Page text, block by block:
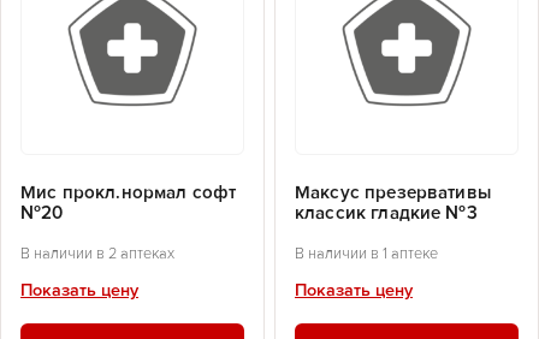
Мис прокл.нормал софт
№20
В наличии в 2 аптеках
Показать цену
Максус презервативы
классик гладкие №3
В наличии в 1 аптеке
Показать цену